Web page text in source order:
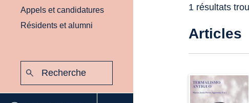
Appels et candidatures
Résidents et alumni
1 résultats
Articles